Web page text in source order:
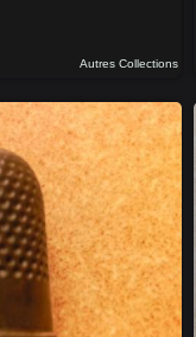
Autres Collections